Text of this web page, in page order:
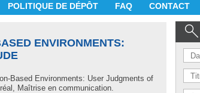
POLITIQUE DE DÉPÔT FAQ CONTACT
ENVIRONMENTS:
Based Environments: User Judgments of
Maîtrise en communication.